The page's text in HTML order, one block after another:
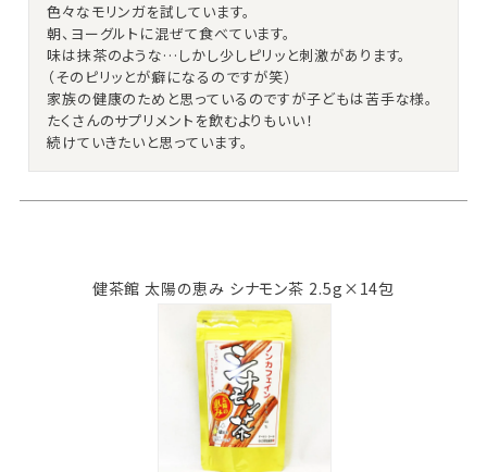
色々なモリンガを試しています。
朝、ヨーグルトに混ぜて食べています。
味は抹茶のような…しかし少しピリッと刺激があります。
（そのピリッとが癖になるのですが笑）
家族の健康のためと思っているのですが子どもは苦手な様。
たくさんのサプリメントを飲むよりもいい！
続けていきたいと思っています。
健茶館 太陽の恵み シナモン茶 2.5g×14包